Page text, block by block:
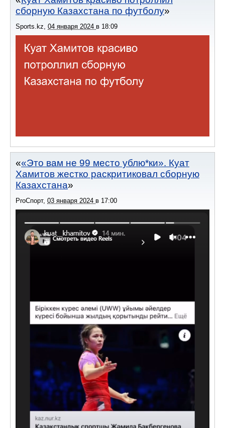
сборную Казахстана по футболу
Sports.kz 04 января 2024 в 18:09
«Это вам не 99 место ублю*ки». Куат
Хамитов жестко раскритиковал сборную
Казахстана
ProСпорт, 03 января 2024 в 17:00